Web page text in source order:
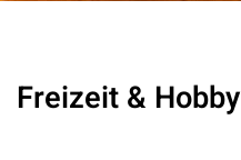
Freizeit & Hobby